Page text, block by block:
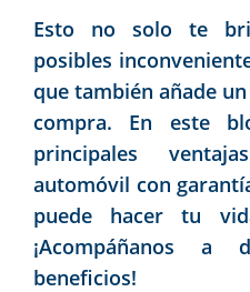
Esto no solo te
posibles
que también añade
compra. En este
principales
automóvil con
puede hacer tu
¡Acompáñanos a
beneficios!